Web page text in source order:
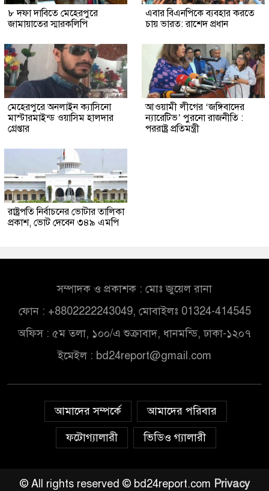
৮ দফা দাবিতে মেহেরপুরে
জামায়াতের স্মারকলিপি
এবার বিএনপিকে ব্যবহার করতে
চায় ভারত: রাশেদ প্রধান
মেহেরপুরে অনলাইন ক্যাসিনো
মাস্টারমাইন্ড ওয়াসিম হালদার
গ্রেপ্তার
আওয়ামী লীগের ‘জঙ্গিবাদের
ন্যারেটিভ’ পুরনো রাজনীতি :
পররাষ্ট্র প্রতিমন্ত্রী
রাষ্ট্রপতি নির্বাচনের ভোটার তালিকা
প্রকাশ, ভোট দেবেন ৩৪৯ এমপি
সম্পাদক ও প্রকাশক : মোঃ জুয়েল রানা
ফোন : +8802222243049, মোবাইলঃ 01324-414545
অফিস : ৫ম তলা, ১০০/এ শুক্রাবাদ, ধানমন্ডি, ঢাকা-১২০৭
ইমেইল : bd24report@gmail.com
আমাদের সম্পর্কে
আমাদের পরিবার
ফটোগ্যালারী
ভিডিও গ্যালারী
© All rights reserved © bd24report.com Privacy